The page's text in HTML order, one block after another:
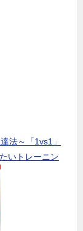
法～「1vs1」
いトレーニン